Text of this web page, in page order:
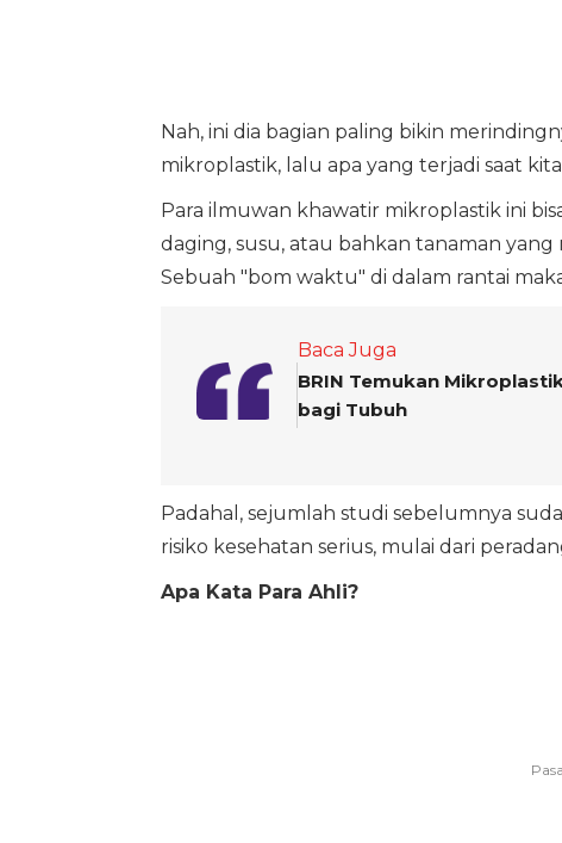
Nah, ini dia bagian paling bikin
mikroplastik, lalu apa yang terjadi saat
Para ilmuwan khawatir mikroplastik ini
daging, susu, atau bahkan tanaman
Sebuah "bom waktu" di dalam rantai
Baca Juga
BRIN Temukan
bagi Tubuh
Padahal, sejumlah studi sebelumnya
risiko kesehatan serius, mulai dari
Apa Kata Para Ahli?